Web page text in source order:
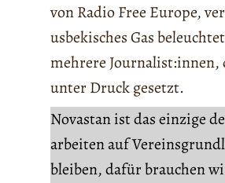
von Radio Free Europe,
usbekisches Gas
mehrere Journalist:innen,
unter Druck gesetzt.
Novastan ist das einzige
arbeiten auf
bleiben, dafür brauchen